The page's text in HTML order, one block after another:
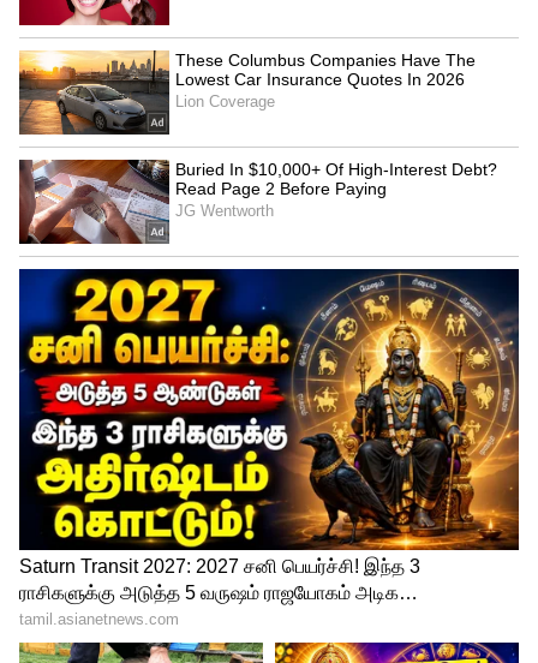
ஷிண்டேவுக்கு ஆதரவாக தனியாகச்
செயல்படத் தொடங்கியுள்ளனர்.
நுபுர் சர்மாவை கைது செய்ய இடைக்கால
தடை... உச்சநீதிமன்றம் அதிரடி!!